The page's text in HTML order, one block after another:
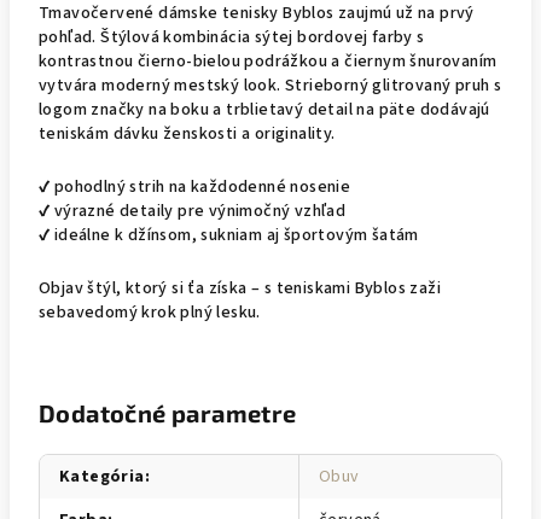
Tmavočervené dámske tenisky Byblos zaujmú už na prvý
pohľad. Štýlová kombinácia sýtej bordovej farby s
kontrastnou čierno-bielou podrážkou a čiernym šnurovaním
vytvára moderný mestský look. Strieborný glitrovaný pruh s
logom značky na boku a trblietavý detail na päte dodávajú
teniskám dávku ženskosti a originality.
✔ pohodlný strih na každodenné nosenie
✔ výrazné detaily pre výnimočný vzhľad
✔ ideálne k džínsom, sukniam aj športovým šatám
Objav štýl, ktorý si ťa získa – s teniskami Byblos zaži
sebavedomý krok plný lesku.
Dodatočné parametre
Kategória:
Obuv